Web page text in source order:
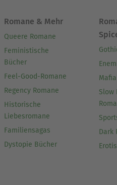
Romane & Mehr
Queere Romane
Feministische
Bücher
Feel-Good-Romane
Regency Romane
Historische
Liebesromane
Familiensagas
Dystopie Bücher
Slow
Dark